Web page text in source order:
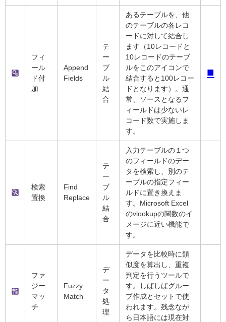
フィ
ール
ド付
加
Append
Fields
テ
ー
ブ
ル
結
合
あるテーブルを、他
のテーブルの各レコ
ードに対して結合し
ます（10レコードと
10レコードのテーブ
ルをこのアイコンで
結合すると100レコー
ドとなります）。通
常、ソースとなるフ
ィールドは少ないレ
コード数で実施しま
す。
■
検索
置換
Find
Replace
テ
ー
ブ
ル
結
合
入力テーブルの１つ
のフィールドのデー
タを検索し、別のテ
ーブルの指定フィー
ルドに置き換えま
す。Microsoft Excel
のvlookupの関数のイ
メージに近い機能で
す。
ファ
ジー
マッ
チ
Fuzzy
Match
デ
ー
タ
処
理
データを比較時に類
似度を算出し、重複
判定を行うツールで
す。しばしばグルー
プ作成とセットで使
われます。残念なが
ら日本語には現在対